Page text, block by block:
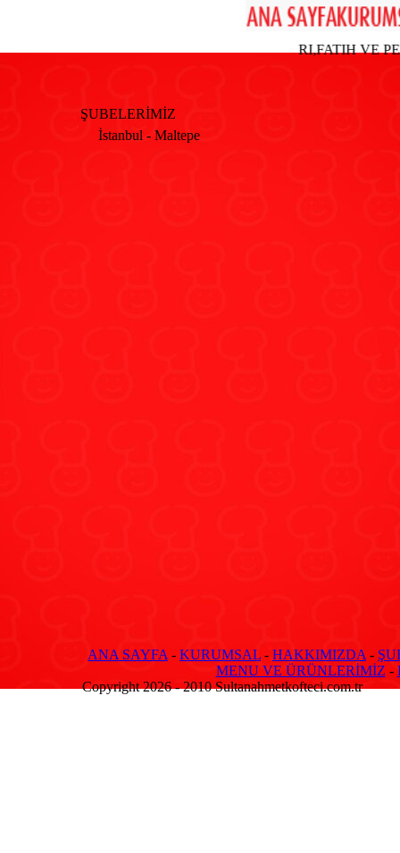
KOCAMUSTAFAPASA,ADAPAZARI,FATIH VE
ŞUBELERİMİZ
İstanbul - Maltepe
ANA SAYFA - KURUMSAL - HAKKIMIZDA -
MENU VE ÜRÜNLERİMİZ -
Copyright 2026 - 2010 Sultanahmetkofteci.com.tr